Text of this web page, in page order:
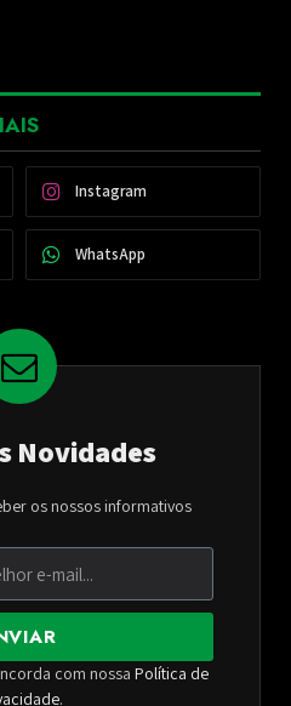
Instagram
WhatsApp
Novidades
os nossos informativos
com nossa Política de
.